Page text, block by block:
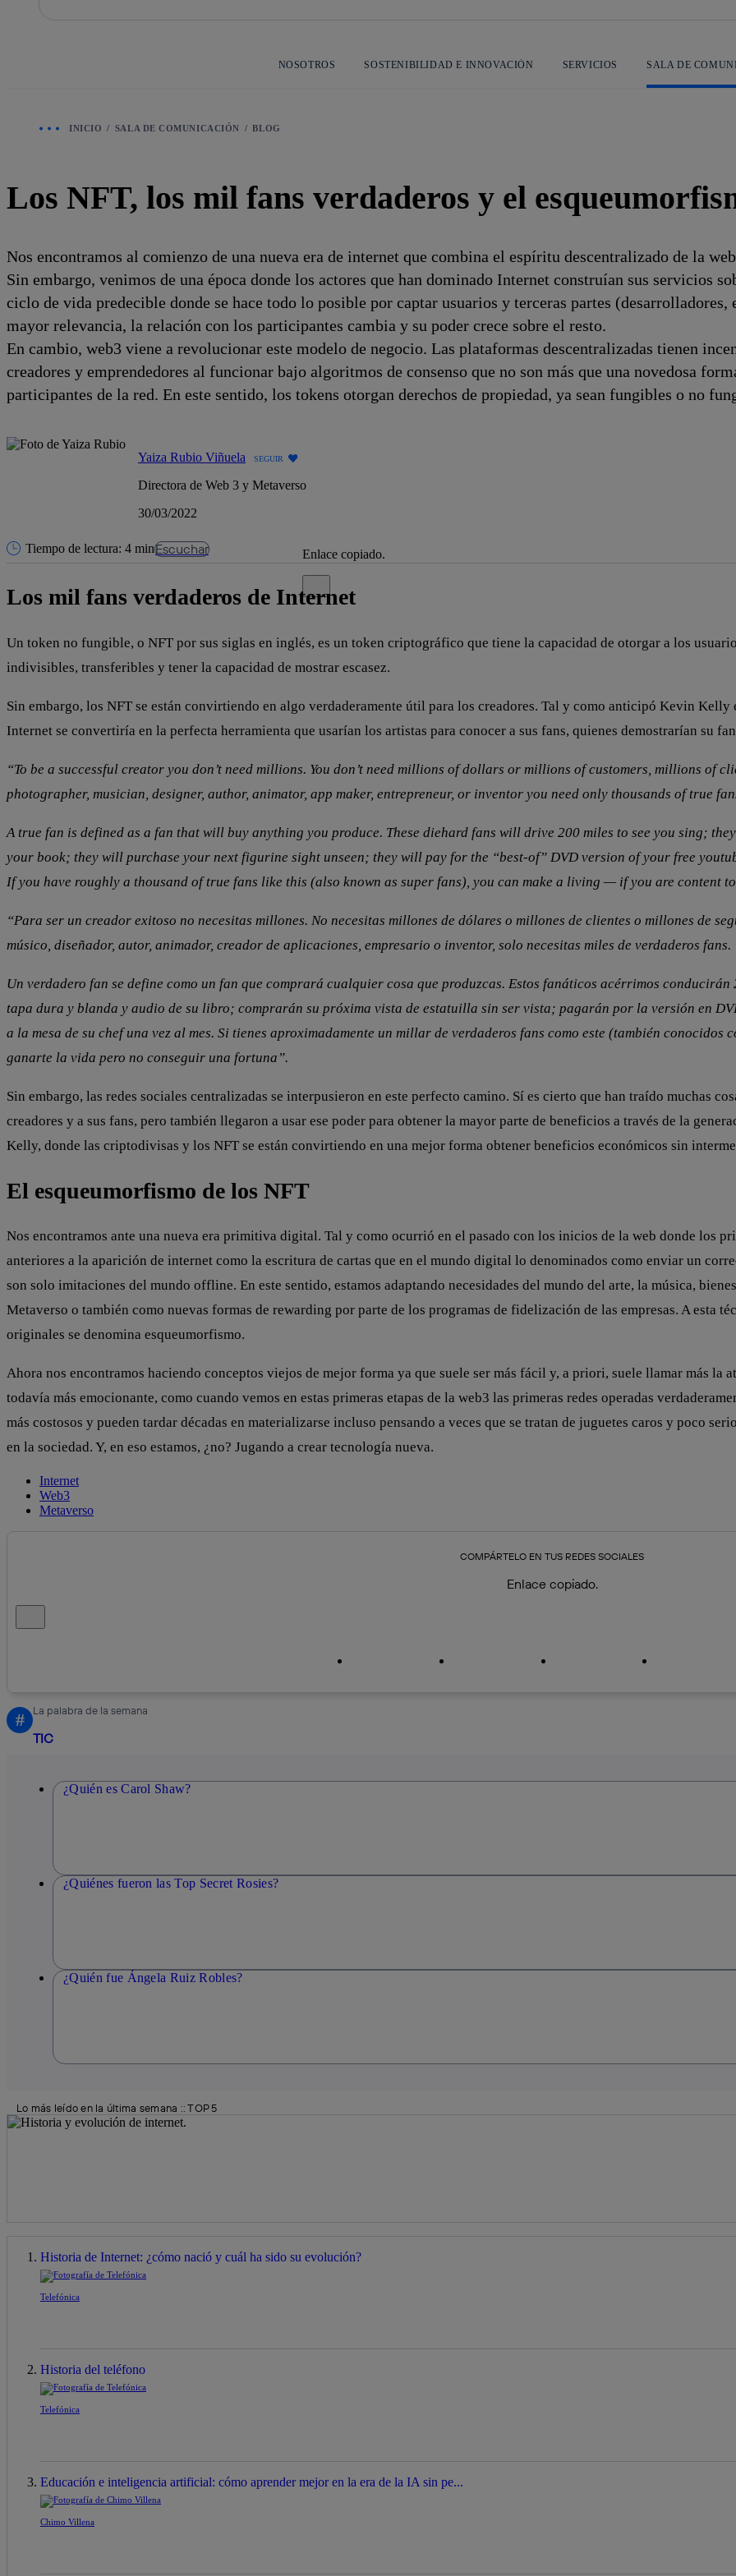
NOSOTROS SOSTENIBILIDAD E INNOVACIÓN SERVICIOS SALA DE
INICIO SALA DE COMUNICACIÓN BLOG
Los NFT, los mil fans verdaderos y el
Nos encontramos al comienzo de una nueva era de internet que combina el espíritu descentralizado de la
Sin embargo, venimos de una época donde los actores que han dominado Internet construían sus servicios
ciclo de vida predecible donde se hace todo lo posible por captar usuarios y terceras partes (desarrolladores,
mayor relevancia, la relación con los participantes cambia y su poder crece sobre el resto.
En cambio, web3 viene a revolucionar este modelo de negocio. Las plataformas descentralizadas tienen
creadores y emprendedores al funcionar bajo algoritmos de consenso que no son más que una novedosa
participantes de la red. En este sentido, los tokens otorgan derechos de propiedad, ya sean fungibles o no
Yaiza Rubio Viñuela SEGUIR
Directora de Web 3 y Metaverso
30/03/2022
Tiempo de lectura: 4 minEscuchar Enlace copiado.
Los mil fans verdaderos de Internet
Un token no fungible, o NFT por sus siglas en inglés, es un token criptográfico que tiene la capacidad de otorgar a los
indivisibles, transferibles y tener la capacidad de mostrar escasez.
Sin embargo, los NFT se están convirtiendo en algo verdaderamente útil para los creadores. Tal y como anticipó Kevin
Internet se convertiría en la perfecta herramienta que usarían los artistas para conocer a sus fans, quienes demostrarían su
“To be a successful creator you don’t need millions. You don’t need millions of dollars or millions of customers, millions of
photographer, musician, designer, author, animator, app maker, entrepreneur, or inventor you need only thousands of true
A true fan is defined as a fan that will buy anything you produce. These diehard fans will drive 200 miles to see you sing;
your book; they will purchase your next figurine sight unseen; they will pay for the “best-of” DVD version of your free
If you have roughly a thousand of true fans like this (also known as super fans), you can make a living — if you are content
“Para ser un creador exitoso no necesitas millones. No necesitas millones de dólares o millones de clientes o millones de
músico, diseñador, autor, animador, creador de aplicaciones, empresario o inventor, solo necesitas miles de verdaderos fans.
Un verdadero fan se define como un fan que comprará cualquier cosa que produzcas. Estos fanáticos acérrimos
tapa dura y blanda y audio de su libro; comprarán su próxima vista de estatuilla sin ser vista; pagarán por la versión en
a la mesa de su chef una vez al mes. Si tienes aproximadamente un millar de verdaderos fans como este (también
ganarte la vida pero no conseguir una fortuna”.
Sin embargo, las redes sociales centralizadas se interpusieron en este perfecto camino. Sí es cierto que han traído muchas
creadores y a sus fans, pero también llegaron a usar ese poder para obtener la mayor parte de beneficios a través de la
Kelly, donde las criptodivisas y los NFT se están convirtiendo en una mejor forma obtener beneficios económicos sin
El esqueumorfismo de los NFT
Nos encontramos ante una nueva era primitiva digital. Tal y como ocurrió en el pasado con los inicios de la web donde los
anteriores a la aparición de internet como la escritura de cartas que en el mundo digital lo denominados como enviar un
son solo imitaciones del mundo offline. En este sentido, estamos adaptando necesidades del mundo del arte, la música,
Metaverso o también como nuevas formas de rewarding por parte de los programas de fidelización de las empresas. A esta
originales se denomina esqueumorfismo.
Ahora nos encontramos haciendo conceptos viejos de mejor forma ya que suele ser más fácil y, a priori, suele llamar más la
todavía más emocionante, como cuando vemos en estas primeras etapas de la web3 las primeras redes operadas
más costosos y pueden tardar décadas en materializarse incluso pensando a veces que se tratan de juguetes caros y poco
en la sociedad. Y, en eso estamos, ¿no? Jugando a crear tecnología nueva.
Internet
Web3
Metaverso
COMPÁRTELO EN TUS REDES SOCIALES
Enlace copiado.
# La palabra de la semana
TIC
¿Quién es Carol Shaw?
¿Quiénes fueron las Top Secret Rosies?
¿Quién fue Ángela Ruiz Robles?
Lo más leído en la última semana :: TOP 5
Historia de Internet: ¿cómo nació y cuál ha sido su evolución?
Telefónica
Historia del teléfono
Telefónica
Educación e inteligencia artificial: cómo aprender mejor en la era de la IA sin pe...
Chimo Villena